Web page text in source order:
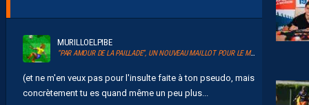
MURILLOELPIBE
“PAR AMOUR DE LA PAILLADE”, UN NOUVEAU MAILLOT POUR LE MHSC
(et ne m'en veux pas pour l'insulte faite à ton pseudo, mais
concrètement tu es quand même un peu plus...